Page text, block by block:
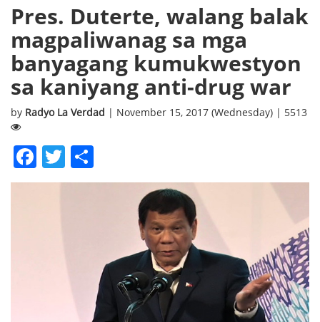
Pres. Duterte, walang balak
magpaliwanag sa mga
banyagang kumukwestyon
sa kaniyang anti-drug war
by Radyo La Verdad | November 15, 2017 (Wednesday) | 5513
Facebook
Twitter